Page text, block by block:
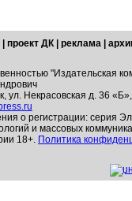
проект ДК реклама
"Издательская
ул. Некрасовская д. 36
о регистрации: серия
и массовых
18+. Политика